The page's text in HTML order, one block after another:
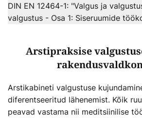
DIN EN 12464-1: "Valgus ja
valgustus - Osa 1: Siseruumide
Arstipraksise
Arstikabineti valgustuse
diferentseeritud lähenemist. Kõik
peavad vastama nii meditsiinilise